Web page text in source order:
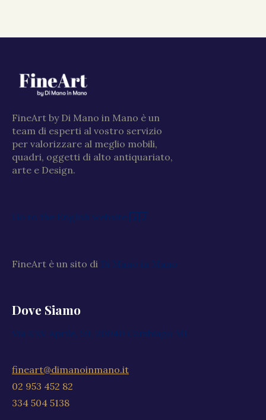
FineArt by Di Mano in Mano è un
team di esperti al vostro servizio
per valorizzare al meglio mobili,
quadri, oggetti di alto antiquariato,
arte e Design.
Go to the English website 🇬🇧
FineArt è un sito di Di Mano in Mano
Dove Siamo
Via XXV Aprile, 59, 20040 Cambiago MI
fineart@dimanoinmano.it
02 953 452 82
334 504 5138